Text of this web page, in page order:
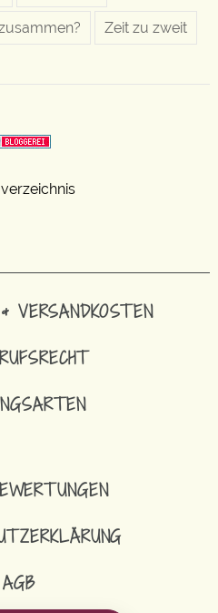
Zeit zu zweit
VERSANDKOSTEN
AGB